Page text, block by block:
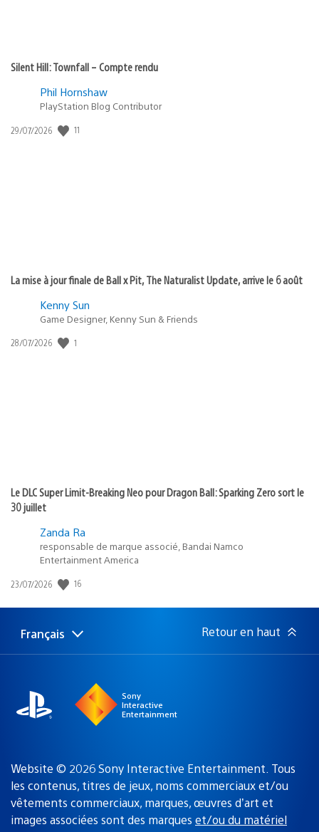
Silent Hill: Townfall – Compte rendu
Phil Hornshaw
PlayStation Blog Contributor
Date
29/07/2026 11
La mise à jour finale de Ball x Pit, The Naturalist Update, arrive le 6 août
Kenny Sun
Game Designer, Kenny Sun & Friends
Date
28/07/2026 1
Le DLC Super Limit-Breaking Neo pour Dragon Ball: Sparking Zero sort le
30 juillet
Zanda Ra
responsable de marque associé, Bandai Namco
Entertainment America
Date
publication
23/07/2026 16
Choisir
Région
Français Retour en haut
Sony
Interactive
Entertainment
Website © 2026 Sony Interactive Entertainment. Tous
les contenus, titres de jeux, noms commerciaux et/ou
vêtements commerciaux, marques, œuvres d’art et
images associées sont des marques et/ou du matériel